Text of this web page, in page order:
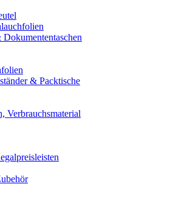
& Packtische
Verbrauchsmaterial